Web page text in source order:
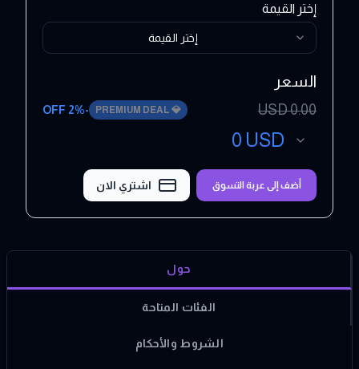
إختر القيمة
إختر القيمة
السعر
0.00
USD
💎
PREMIUM DEAL
-
2% OFF
0 USD
أضف إلى عربة التسوق اشتري الان
حول
الفئات المتاحة
الشروط والأحكام